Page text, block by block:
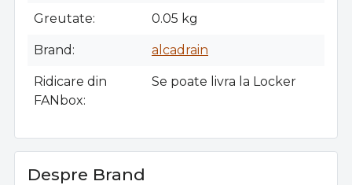
Greutate 0.05 kg
Brand alcadrain
Ridicare din
FANbox
Se poate livra la Locker
Despre Brand